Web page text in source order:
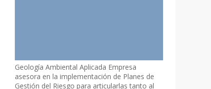
Geología Ambiental Aplicada Empresa
asesora en la implementación de Planes de
Gestión del Riesgo para articularlas tanto al